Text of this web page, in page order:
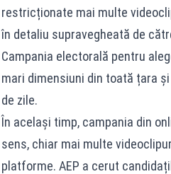
restricționate mai multe
în detaliu supravegheată de
Campania electorală pentru
mari dimensiuni din toată țara
de zile.
În același timp, campania din
sens, chiar mai multe
platforme. AEP a cerut